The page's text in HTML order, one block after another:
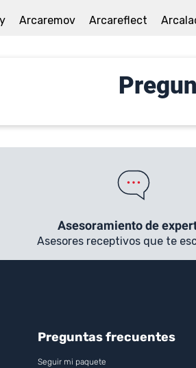
Arcaremov Arcareflect
Asesoramiento de
Asesores receptivos que te
Preguntas frecuentes
Seguir mi paquete